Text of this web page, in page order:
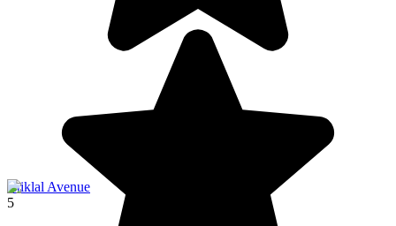
İstiklal Avenue
5